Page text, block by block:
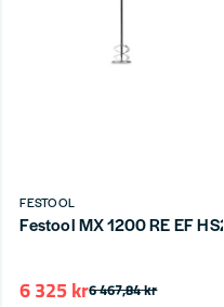
FESTOOL
Festool MX 1200 RE EF
6 467,84 kr
6 325 kr